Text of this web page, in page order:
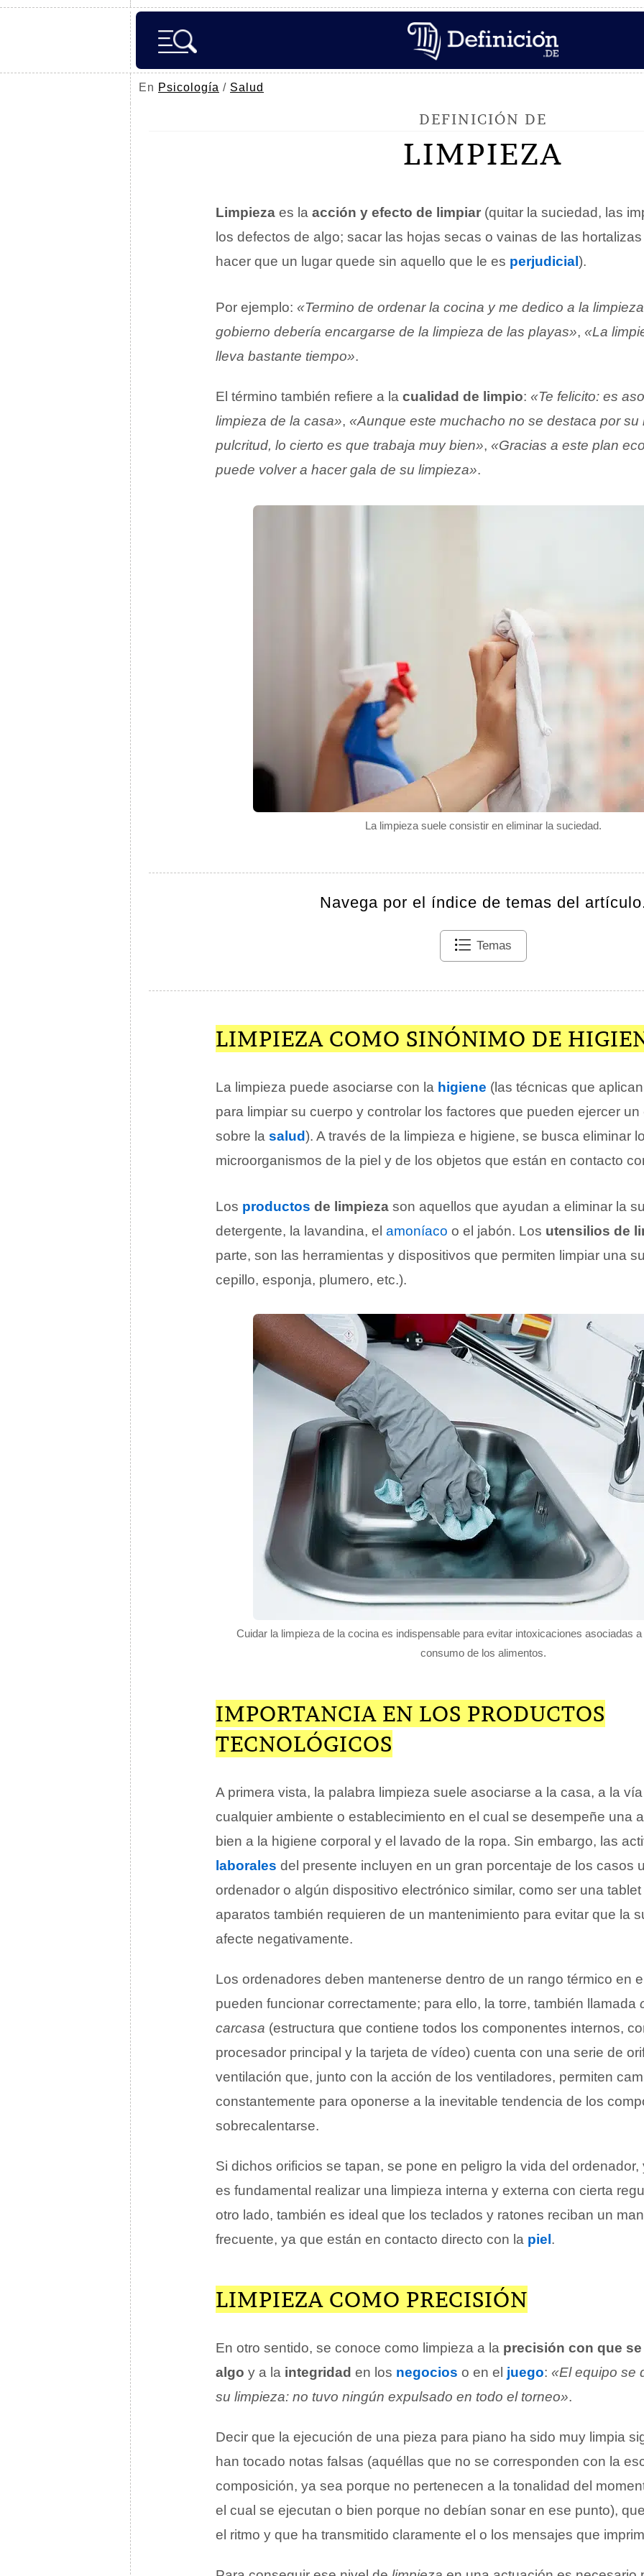
En Psicología / Salud
DEFINICIÓN DE
LIMPIEZA
La limpieza suele consistir en eliminar la suciedad.
Limpieza es la acción y efecto de limpiar (quitar la suciedad, las
los defectos de algo; sacar las hojas secas o vainas de las
hacer que un lugar quede sin aquello que le es perjudicial ).
Por ejemplo: «Termino de ordenar la cocina y me dedico a la
gobierno debería encargarse de la limpieza de las playas», «La
lleva bastante tiempo».
El término también refiere a la cualidad de limpio: «Te felicito: es
limpieza de la casa», «Aunque este muchacho no se destaca por su
pulcritud, lo cierto es que trabaja muy bien», «Gracias a este plan
puede volver a hacer gala de su limpieza».
Navega por el índice de temas del
Temas
LIMPIEZA COMO SINÓNIMO DE
La limpieza puede asociarse con la higiene (las técnicas que
para limpiar su cuerpo y controlar los factores que pueden ejercer
sobre la salud). A través de la limpieza e higiene, se busca eliminar
microorganismos de la piel y de los objetos que están en contacto
Los productos de limpieza son aquellos que ayudan a eliminar la
detergente, la lavandina, el amoníaco o el jabón. Los utensilios de
parte, son las herramientas y dispositivos que permiten limpiar una
cepillo, esponja, plumero, etc.).
Cuidar la limpieza de la cocina es indispensable para evitar intoxicaciones asociadas
consumo de los alimentos.
IMPORTANCIA EN LOS PRODUCTOS
TECNOLÓGICOS
A primera vista, la palabra limpieza suele asociarse a la casa, a la
cualquier ambiente o establecimiento en el cual se desempeñe una
bien a la higiene corporal y el lavado de la ropa. Sin embargo, las
laborales del presente incluyen en un gran porcentaje de los casos
ordenador o algún dispositivo electrónico similar, como ser una
aparatos también requieren de un mantenimiento para evitar que la
afecte negativamente.
Los ordenadores deben mantenerse dentro de un rango térmico en
pueden funcionar correctamente; para ello, la torre, también llamada
carcasa (estructura que contiene todos los componentes internos,
procesador principal y la tarjeta de vídeo) cuenta con una serie de
ventilación que, junto con la acción de los ventiladores, permiten
constantemente para oponerse a la inevitable tendencia de los
sobrecalentarse.
Si dichos orificios se tapan, se pone en peligro la vida del ordenador,
es fundamental realizar una limpieza interna y externa con cierta
otro lado, también es ideal que los teclados y ratones reciban un
frecuente, ya que están en contacto directo con la piel .
LIMPIEZA COMO PRECISIÓN
En otro sentido, se conoce como limpieza a la precisión con que
algo y a la integridad en los negocios o en el juego: «El equipo se
su limpieza: no tuvo ningún expulsado en todo el torneo».
Decir que la ejecución de una pieza para piano ha sido muy limpia
han tocado notas falsas (aquéllas que no se corresponden con la
composición, ya sea porque no pertenecen a la tonalidad del
el cual se ejecutan o bien porque no debían sonar en ese punto),
el ritmo y que ha transmitido claramente el o los mensajes que